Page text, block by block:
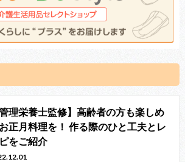
管理栄養士監修】高齢者の方も楽しめ
正月料理を！ 作る際のひと工夫とレ
をご紹介